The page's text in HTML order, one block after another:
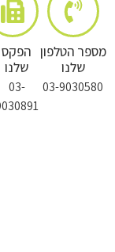
מספר הטלפון
שלנו
03-9030580
הפקס
שלנו
03-